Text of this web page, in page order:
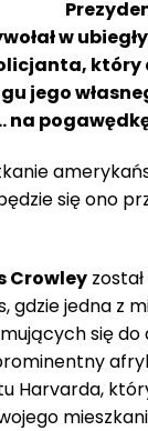
w
jego
na
się ono
Crowley
jedna z
się do
Harvarda,